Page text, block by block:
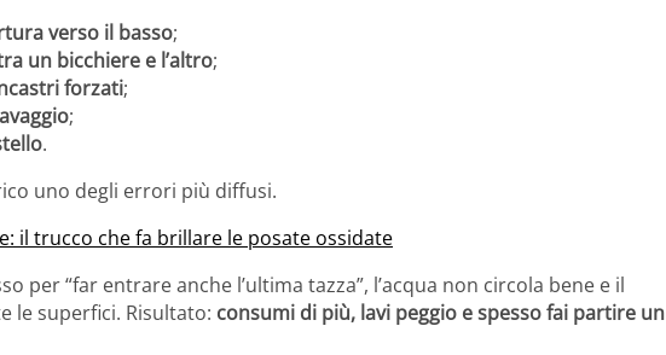
verso il basso;
un bicchiere e l’altro;
forzati;
;
.
uno degli errori più diffusi.
il trucco che fa brillare le posate ossidate
per “far entrare anche l’ultima tazza”, l’acqua non circola bene e il
le superfici. Risultato: consumi di più, lavi peggio e spesso fai partire un